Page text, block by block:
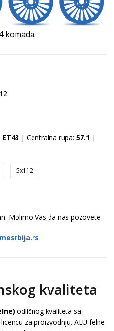
komada.
ET43 | Centralna rupa: 57.1 |
5x112
Molimo Vas da nas pozovete
kvaliteta
odličnog kvaliteta sa
za proizvodnju. ALU felne